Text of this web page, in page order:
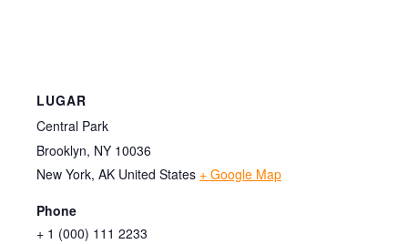
LUGAR
Central Park
Brooklyn, NY 10036
New York, AK United States + Google Map
Phone
+ 1 (000) 111 2233